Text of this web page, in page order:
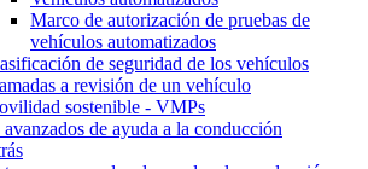
Marco de autorización de pruebas de
vehículos automatizados
de seguridad de los vehículos
a revisión de un vehículo
sostenible - VMPs
avanzados de ayuda a la conducción